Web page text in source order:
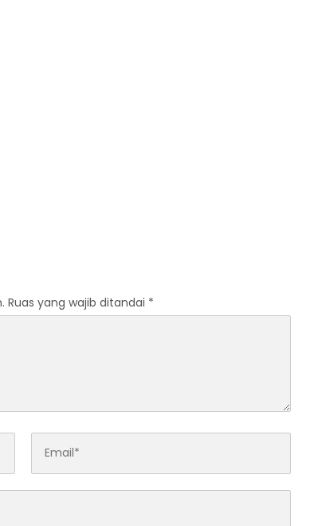
Ruas yang wajib ditandai *